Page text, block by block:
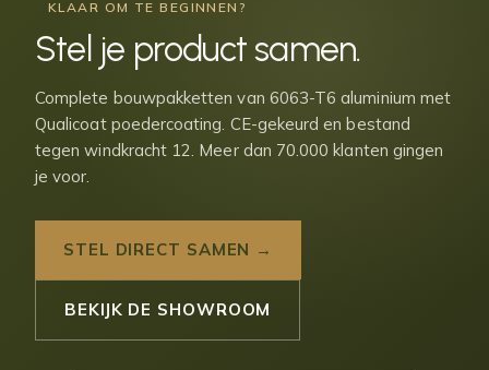
KLAAR OM TE BEGINNEN?
Stel je product samen.
Complete bouwpakketten van 6063-T6 aluminium met
Qualicoat poedercoating. CE-gekeurd en bestand
tegen windkracht 12. Meer dan 70.000 klanten gingen
je voor.
STEL DIRECT SAMEN →
BEKIJK DE SHOWROOM